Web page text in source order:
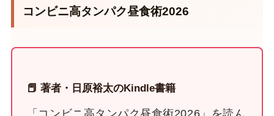
コンビニ高タンパク昼食術2026
📕 著者・日原裕太のKindle書籍
「コンビニ高タンパク昼食術2026」を読ん